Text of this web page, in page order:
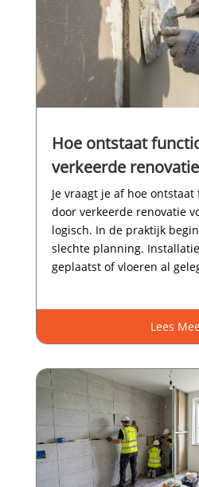
Hoe ontstaat
verkeerde
Je vraagt je af hoe
door verkeerde renovatie
logisch.​ In de praktijk
slechte planning.​
geplaatst of vloeren al
Lees